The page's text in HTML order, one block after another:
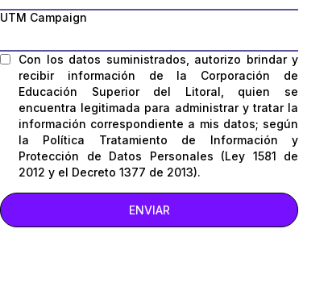
UTM Campaign
Con los datos suministrados, autorizo brindar y
recibir información de la Corporación de
Educación Superior del Litoral, quien se
encuentra legitimada para administrar y tratar la
información correspondiente a mis datos; según
la Política Tratamiento de Información y
Protección de Datos Personales (Ley 1581 de
2012 y el Decreto 1377 de 2013).
ENVIAR